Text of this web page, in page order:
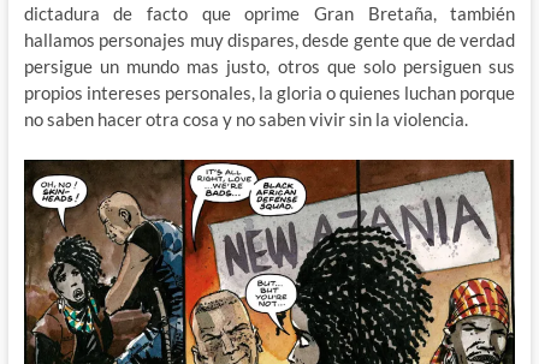
dictadura de facto que oprime Gran Bretaña, también
hallamos personajes muy dispares, desde gente que de verdad
persigue un mundo mas justo, otros que solo persiguen sus
propios intereses personales, la gloria o quienes luchan porque
no saben hacer otra cosa y no saben vivir sin la violencia.